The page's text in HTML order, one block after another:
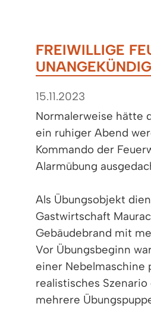
FREIWILLIGE
15.11.2023
Normalerweise hätte
ein ruhiger Abend
Kommando der
Alarmübung
Als Übungsobjekt
Gastwirtschaft
Gebäudebrand mit
Vor Übungsbeginn
einer Nebelmaschine
realistisches
mehrere